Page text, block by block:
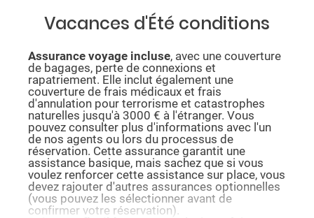
Vacances d'Été conditions
Assurance voyage incluse, avec une couverture
de bagages, perte de connexions et
rapatriement. Elle inclut également une
couverture de frais médicaux et frais
d'annulation pour terrorisme et catastrophes
naturelles jusqu'à 3000 € à l'étranger. Vous
pouvez consulter plus d'informations avec l'un
de nos agents ou lors du processus de
réservation. Cette assurance garantit une
assistance basique, mais sachez que si vous
voulez renforcer cette assistance sur place, vous
devez rajouter d'autres assurances optionnelles
(vous pouvez les sélectionner avant de
confirmer votre réservation).